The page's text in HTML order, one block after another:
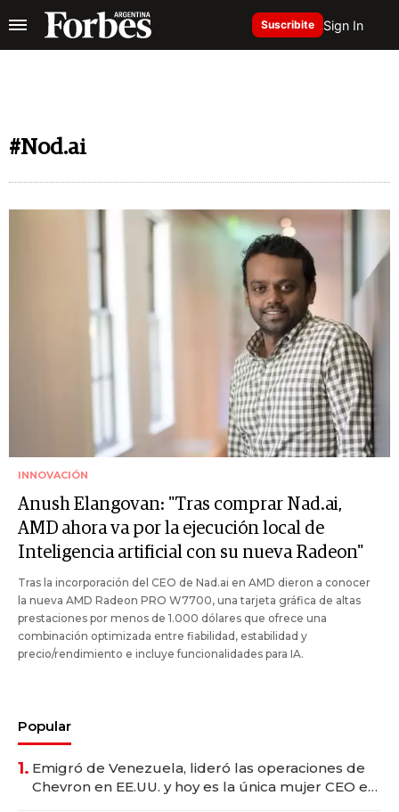
Suscribite Sign In
#Nod.ai
INNOVACIÓN
Anush Elangovan: "Tras comprar Nad.ai,
AMD ahora va por la ejecución local de
Inteligencia artificial con su nueva Radeon"
Tras la incorporación del CEO de Nad.ai en AMD dieron a conocer
la nueva AMD Radeon PRO W7700, una tarjeta gráfica de altas
prestaciones por menos de 1.000 dólares que ofrece una
combinación optimizada entre fiabilidad, estabilidad y
precio/rendimiento e incluye funcionalidades para IA.
Popular
1. Emigró de Venezuela, lideró las operaciones de
Chevron en EE.UU. y hoy es la única mujer CEO en